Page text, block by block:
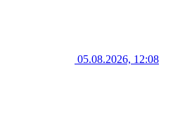
05.08.2026, 12:08